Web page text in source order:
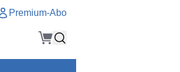
Premium-Abo